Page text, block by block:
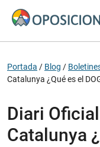
Portada / Blog /
Catalunya ¿Qué es el
Diari
Catalunya